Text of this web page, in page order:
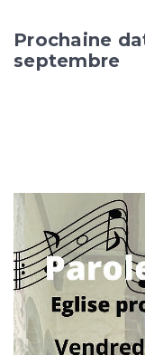
Prochaine
septembre